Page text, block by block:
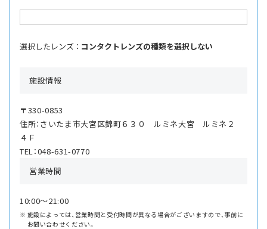
選択したレンズ ： コンタクトレンズの種類を選択しない
施設情報
〒330-0853
住所：さいたま市大宮区錦町６３０ ルミネ大宮 ルミネ２
４Ｆ
TEL：048-631-0770
営業時間
10:00〜21:00
施設によっては、営業時間と受付時間が異なる場合がございますので、事前に
お問い合わせください。